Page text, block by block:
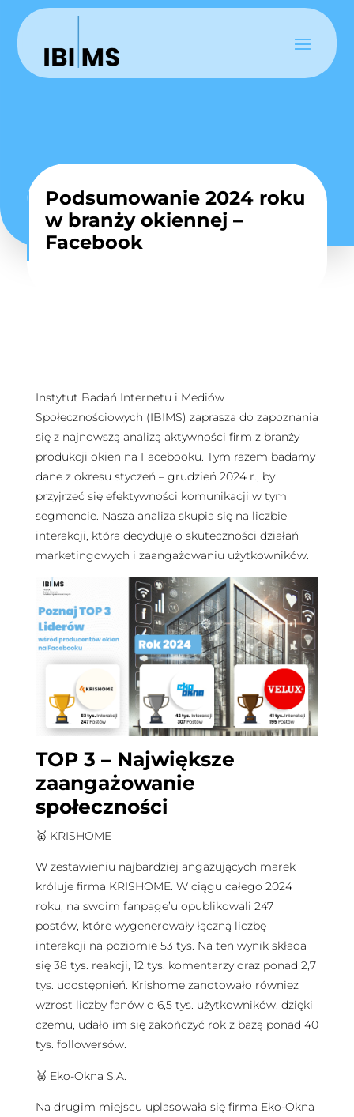
Podsumowanie 2024 roku
w branży okiennej –
Facebook
Instytut Badań Internetu i Mediów
Społecznościowych (IBIMS) zaprasza do zapoznania
się z najnowszą analizą aktywności firm z branży
produkcji okien na Facebooku. Tym razem badamy
dane z okresu styczeń – grudzień 2024 r., by
przyjrzeć się efektywności komunikacji w tym
segmencie. Nasza analiza skupia się na liczbie
interakcji, która decyduje o skuteczności działań
marketingowych i zaangażowaniu użytkowników.
TOP 3 – Największe
zaangażowanie
społeczności
🥇 KRISHOME
W zestawieniu najbardziej angażujących marek
króluje firma KRISHOME. W ciągu całego 2024
roku, na swoim fanpage’u opublikowali 247
postów, które wygenerowały łączną liczbę
interakcji na poziomie 53 tys. Na ten wynik składa
się 38 tys. reakcji, 12 tys. komentarzy oraz ponad 2,7
tys. udostępnień. Krishome zanotowało również
wzrost liczby fanów o 6,5 tys. użytkowników, dzięki
czemu, udało im się zakończyć rok z bazą ponad 40
tys. followersów.
🥈 Eko-Okna S.A.
Na drugim miejscu uplasowała się firma Eko-Okna